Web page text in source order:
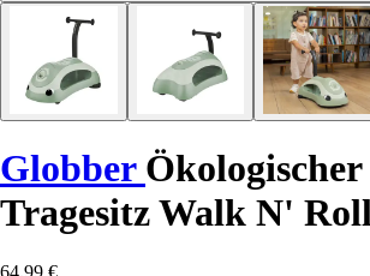
Globber
Tragesitz Walk N'
64,99 €